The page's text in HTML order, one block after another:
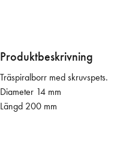
T
r
ä
s
Produktbeskrivning
Träspiralborr med skruvspets.
Diameter 14 mm
Längd 200 mm